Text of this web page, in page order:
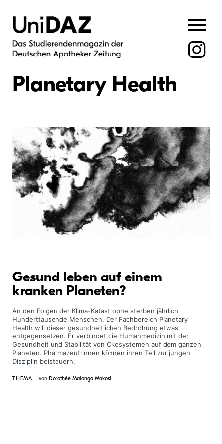
content
Planetary Health
Gesund leben auf einem
kranken Planeten?
An den Folgen der Klima-Katastrophe sterben jährlich
Hunderttausende Menschen. Der Fachbereich Planetary
Health will dieser gesundheitlichen Bedrohung etwas
entgegensetzen. Er verbindet die Humanmedizin mit der
Gesundheit und Stabilität von Ökosystemen auf dem ganzen
Planeten. Pharmazeut:innen können ihren Teil zur jungen
Disziplin beisteuern.
THEMA vonDorothée Malonga Makosi